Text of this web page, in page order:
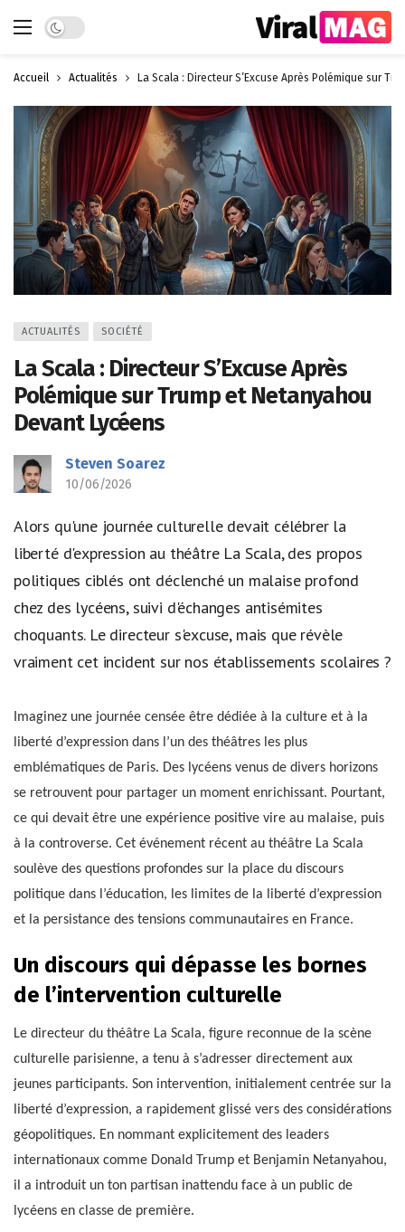
Dark mode
Accueil Actualités La Scala : Directeur S’Excuse Après Polémique sur
ACTUALITÉS SOCIÉTÉ
La Scala : Directeur S’Excuse Après
Polémique sur Trump et Netanyahou
Devant Lycéens
Steven Soarez
10/06/2026
Alors qu'une journée culturelle devait célébrer la
liberté d'expression au théâtre La Scala, des propos
politiques ciblés ont déclenché un malaise profond
chez des lycéens, suivi d'échanges antisémites
choquants. Le directeur s'excuse, mais que révèle
vraiment cet incident sur nos établissements scolaires ?
Imaginez une journée censée être dédiée à la culture et à la
liberté d’expression dans l’un des théâtres les plus
emblématiques de Paris. Des lycéens venus de divers horizons
se retrouvent pour partager un moment enrichissant. Pourtant,
ce qui devait être une expérience positive vire au malaise, puis
à la controverse. Cet événement récent au théâtre La Scala
soulève des questions profondes sur la place du discours
politique dans l’éducation, les limites de la liberté d’expression
et la persistance des tensions communautaires en France.
Un discours qui dépasse les bornes
de l’intervention culturelle
Le directeur du théâtre La Scala, figure reconnue de la scène
culturelle parisienne, a tenu à s’adresser directement aux
jeunes participants. Son intervention, initialement centrée sur la
liberté d’expression, a rapidement glissé vers des considérations
géopolitiques. En nommant explicitement des leaders
internationaux comme Donald Trump et Benjamin Netanyahou,
il a introduit un ton partisan inattendu face à un public de
lycéens en classe de première.